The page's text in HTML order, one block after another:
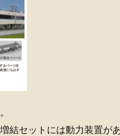
結セットには動力装置が